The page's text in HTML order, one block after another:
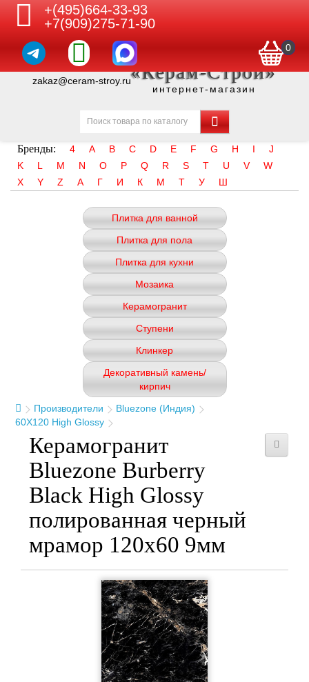
+(495)664-33-93
+7(909)275-71-90
0
zakaz@ceram-stroy.ru«Керам-Строй»
интернет-магазин
Бренды: 4 A B C D E F G H I
J
K
L M N O P Q R S T U V
W
X
Y Z А Г И К М Т У Ш
Плитка для ванной
Плитка для пола
Плитка для кухни
Мозаика
Керамогранит
Ступени
Клинкер
Декоративный камень/
кирпич
Производители
Bluezone (Индия)
60X120 High Glossy
Керамогранит
Bluezone Burberry
Black High Glossy
полированная черный
мрамор 120x60 9мм